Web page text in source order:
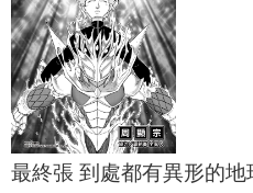
最終張 到處都有異形的地